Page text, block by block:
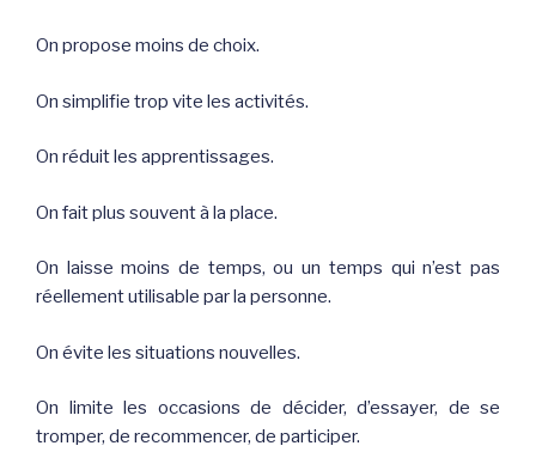
On propose moins de choix.
On simplifie trop vite les activités.
On réduit les apprentissages.
On fait plus souvent à la place.
On laisse moins de temps, ou un temps qui n’est pas
réellement utilisable par la personne.
On évite les situations nouvelles.
On limite les occasions de décider, d’essayer, de se
tromper, de recommencer, de participer.